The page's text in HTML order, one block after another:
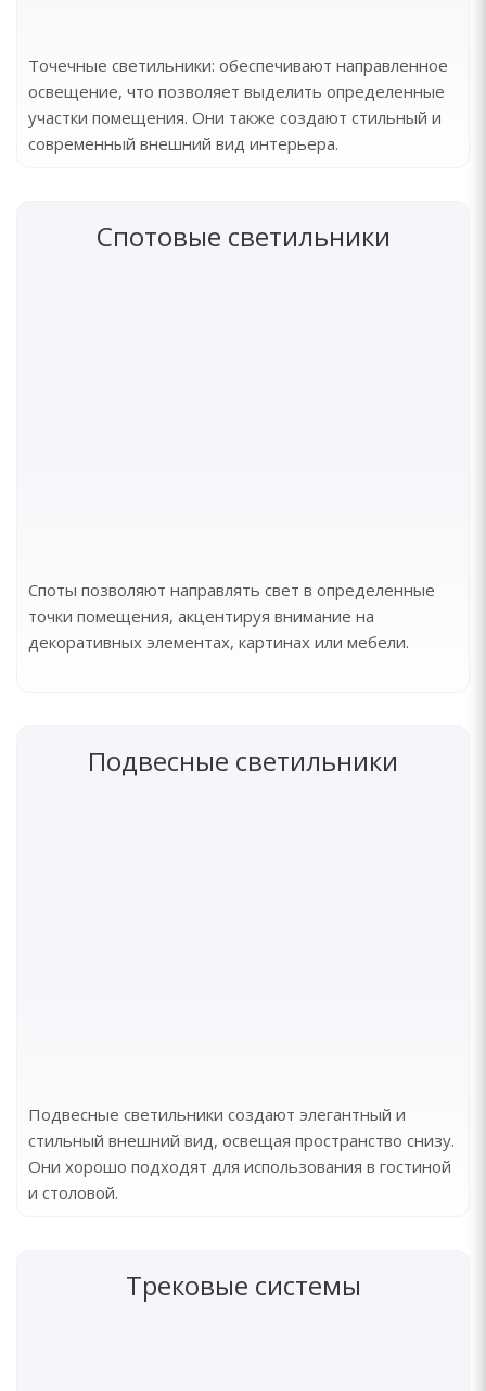
Точечные светильники: обеспечивают направленное
освещение, что позволяет выделить определенные
участки помещения. Они также создают стильный и
современный внешний вид интерьера.
Спотовые светильники
Споты позволяют направлять свет в определенные
точки помещения, акцентируя внимание на
декоративных элементах, картинах или мебели.
Подвесные светильники
Подвесные светильники создают элегантный и
стильный внешний вид, освещая пространство снизу.
Они хорошо подходят для использования в гостиной
и столовой.
Трековые системы